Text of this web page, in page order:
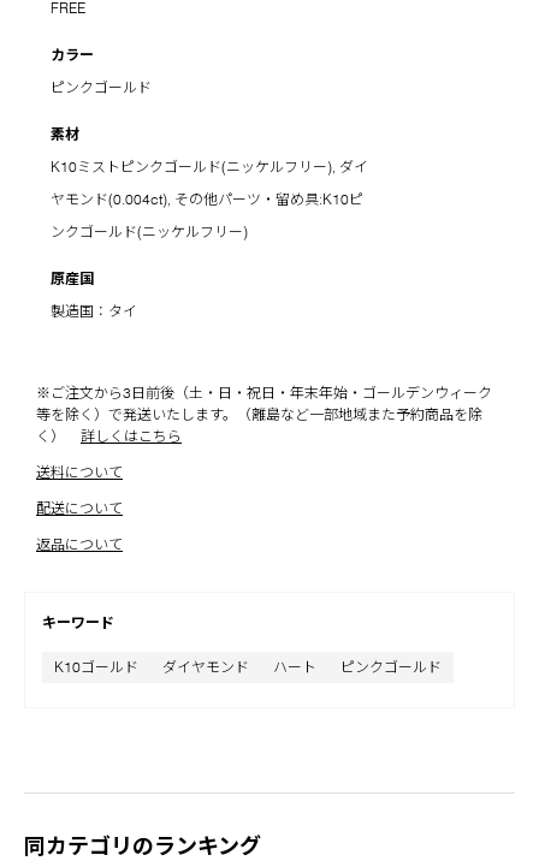
FREE
カラー
ピンクゴールド
素材
K10ミストピンクゴールド(ニッケルフリー), ダイ
ヤモンド(0.004ct), その他パーツ・留め具:K10ピ
ンクゴールド(ニッケルフリー)
原産国
製造国：タイ
※ご注文から3日前後（土・日・祝日・年末年始・ゴールデンウィーク
等を除く）で発送いたします。（離島など一部地域また予約商品を除
く）
詳しくはこちら
送料について
配送について
返品について
キーワード
K10ゴールド ダイヤモンド ハート ピンクゴールド
同カテゴリのランキング